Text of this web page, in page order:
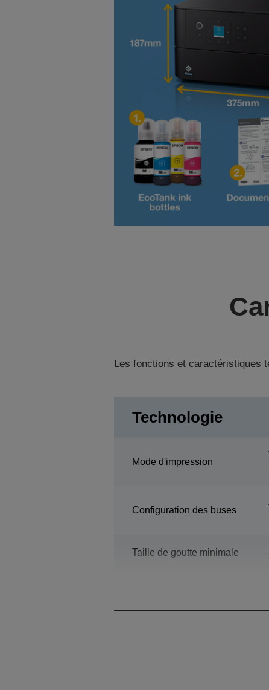
Les fonctions et caractéristiques
Technologie
Mode d'impression
Configuration des buses
Taille de goutte minimale